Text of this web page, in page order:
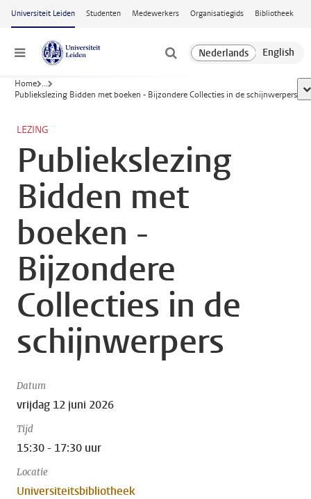
Ga naar hoofdinhoud
Universiteit Leiden Studenten Medewerkers Organisatiegids Bibliotheek
Menu
Home ...
Publiekslezing Bidden met boeken - Bijzondere Collecties in de schijnwerpers
LEZING
Publiekslezing
Bidden met
boeken -
Bijzondere
Collecties in de
schijnwerpers
Datum
vrijdag 12 juni 2026
Tijd
15:30 - 17:30 uur
Locatie
Universiteitsbibliotheek